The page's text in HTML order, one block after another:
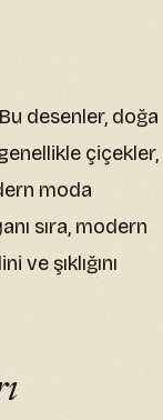
desenler, doğa
çiçekler,
moda
sıra, modern
şıklığını